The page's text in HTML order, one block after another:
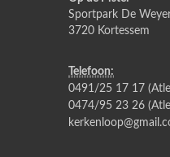
Sportpark De
3720 Kortessem
Telefoon:
0491/25 17 17
0474/95 23 26